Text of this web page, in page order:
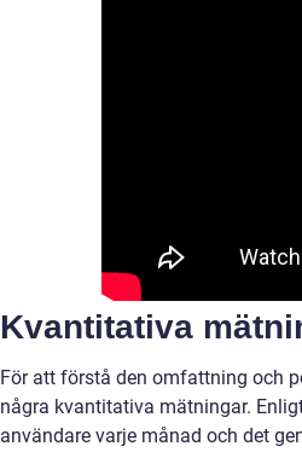
Kvantitativa
För att förstå den omfattning och
några kvantitativa mätningar.
användare varje månad och det